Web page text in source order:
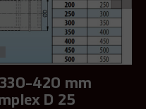
420 mm
D 25